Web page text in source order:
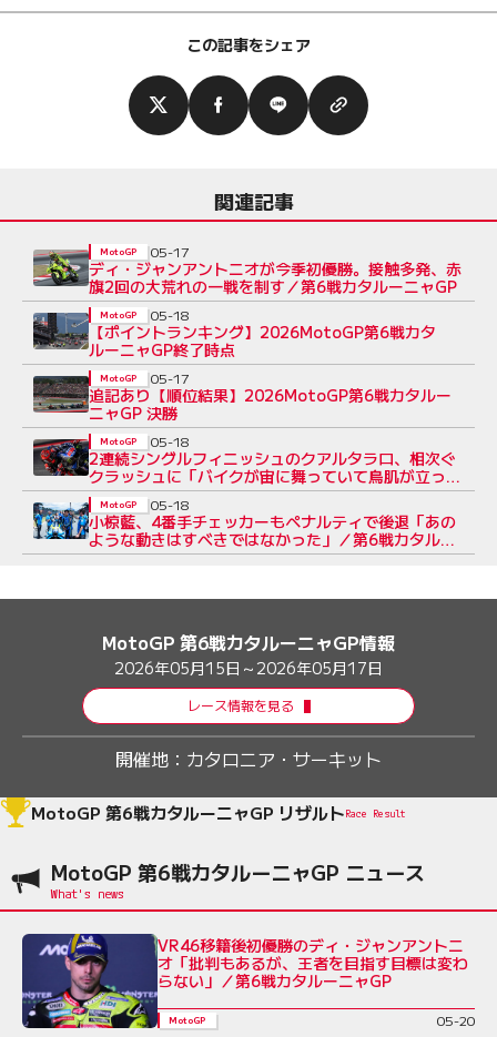
この記事をシェア
関連記事
ディ・ジャンアントニオが今季初優勝。接触多発、赤
旗2回の大荒れの一戦を制す／第6戦カタルーニャGP
MotoGP 05-17
【ポイントランキング】2026MotoGP第6戦カタ
ルーニャGP終了時点
MotoGP 05-18
追記あり【順位結果】2026MotoGP第6戦カタルー
ニャGP 決勝
MotoGP 05-17
2連続シングルフィニッシュのクアルタラロ、相次ぐ
クラッシュに「バイクが宙に舞っていて鳥肌が立っ
た」／第6戦カタルーニャGP
MotoGP 05-18
小椋藍、4番手チェッカーもペナルティで後退「あの
ような動きはすべきではなかった」／第6戦カタルー
ニャGP
MotoGP 05-18
MotoGP 第6戦カタルーニャGP情報
2026年05月15日～2026年05月17日
レース情報を見る
開催地： カタロニア・サーキット
MotoGP 第6戦カタルーニャGP リザルトRace Result
MotoGP 第6戦カタルーニャGP ニュース
VR46移籍後初優勝のディ・ジャンアントニ
オ「批判もあるが、王者を目指す目標は変わ
らない」／第6戦カタルーニャGP
MotoGP 05-20